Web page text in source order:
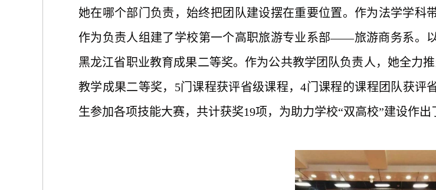
她在哪个部门负责，始终把团队建设摆在重要位置。 作为法学学科
作为负责人组建了学校第一个高职旅游专业系部——旅游商务系。以
黑龙江省职业教育成果二等奖。 作为公共教学团队负责人 ， 她全力
教学成果二等奖， 5门课程获评省级课程，4门课程的课程团队获评
生参加各项技能大赛，共计获奖19项 ， 为助力学校“双高校”建设作出